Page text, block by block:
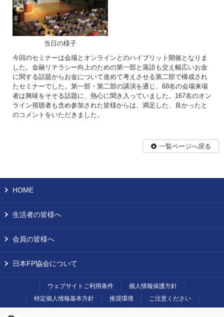
当日の様子
今回のセミナーは会場とオンラインとのハイブリット開催となりま
した。金融リテラシー向上のための第一部と落語も交え幅広いお金
に関する話題からお金について改めて考えさせる第二部で構成され
たセミナーでした。第一部・第二部の講演を通じ、68名の会場来場
者は興味をそそる話題に、熱心に聞き入っていました。167名のオン
ライン視聴者も含め参加された皆様からは、満足した、良かったと
のコメントをいただきました。
一覧ページへ戻る
HOME
生活者の皆様へ
会員の皆様へ
日本FP協会について
ウェブサイトご利用条件
個人情報保護方針
特定個人情報基本方針
推奨環境 ご注意ください